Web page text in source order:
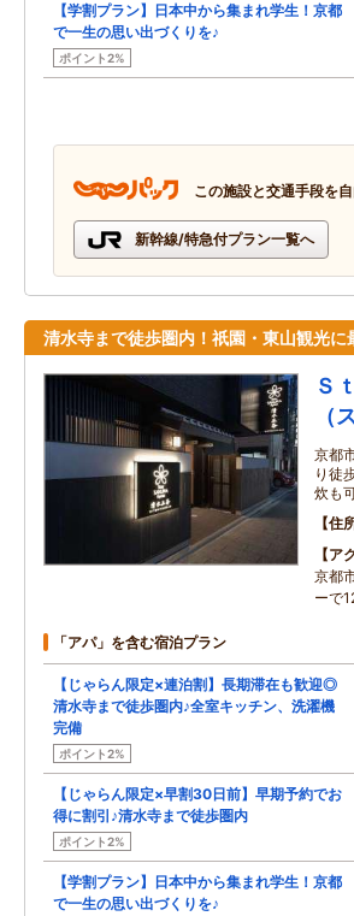
【学割プラン】日本中から集まれ学生！京都
で一生の思い出づくりを♪
ポイント2%
この施設と交通手段を
新幹線/特急付プラン一覧へ
清水寺まで徒歩圏内！祇園・東山観光に
Ｓ
（
京都
り徒
炊も
住
ア
京都
ーで
「アパ」を含む宿泊プラン
【じゃらん限定×連泊割】長期滞在も歓迎◎
清水寺まで徒歩圏内♪全室キッチン、洗濯機
完備
ポイント2%
【じゃらん限定×早割30日前】早期予約でお
得に割引♪清水寺まで徒歩圏内
ポイント2%
【学割プラン】日本中から集まれ学生！京都
で一生の思い出づくりを♪